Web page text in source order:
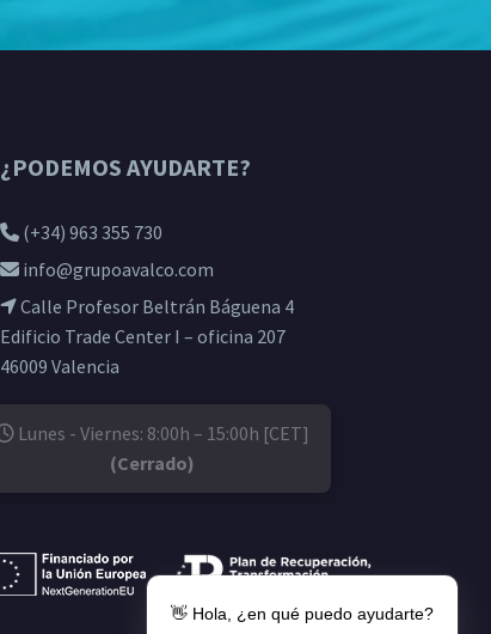
¿PODEMOS AYUDARTE?
(+34) 963 355 730
info@grupoavalco.com
Calle Profesor Beltrán Báguena 4
Edificio Trade Center I – oficina 207
46009 Valencia
Lunes - Viernes: 8:00h – 15:00h [CET]
(Cerrado)
👋 Hola, ¿en qué puedo ayudarte?